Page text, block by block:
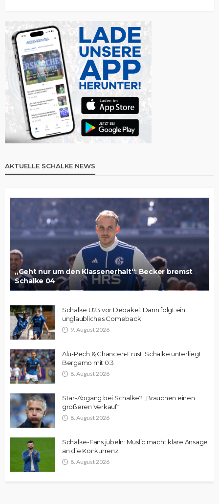
AKTUELLE SCHALKE NEWS
„Geht nur um den Klassenerhalt“: Becker bremst
Schalke 04
Schalke U23 vor Debakel: Dann folgt ein
unglaubliches Comeback
9. August 2026
Alu-Pech & Chancen-Frust: Schalke unterliegt
Bergamo mit 0:3
8. August 2026
Star-Abgang bei Schalke? „Brauchen einen
größeren Verkauf“
8. August 2026
Schalke-Fans jubeln: Muslic macht klare Ansage
an die Konkurrenz
8. August 2026